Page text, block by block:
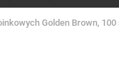
Golden Brown,